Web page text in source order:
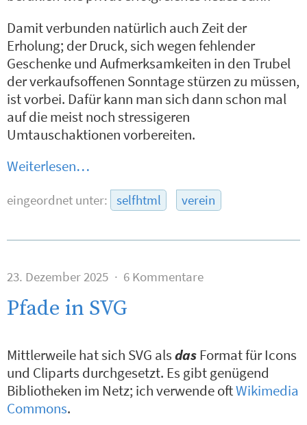
Damit verbunden natürlich auch Zeit der
Erholung; der Druck, sich wegen fehlender
Geschenke und Aufmerksamkeiten in den Trubel
der verkaufsoffenen Sonntage stürzen zu müssen,
ist vorbei. Dafür kann man sich dann schon mal
auf die meist noch stressigeren
Umtauschaktionen vorbereiten.
Weiterlesen…
eingeordnet unter: selfhtml verein
23. Dezember 2025 6 Kommentare
Pfade in SVG
Mittlerweile hat sich SVG alsdas Format für Icons
und Cliparts durchgesetzt. Es gibt genügend
Bibliotheken im Netz; ich verwende oftWikimedia
Commons.